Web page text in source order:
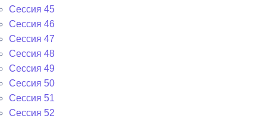
Сессия 45
Сессия 46
Сессия 47
Сессия 48
Сессия 49
Сессия 50
Сессия 51
Сессия 52